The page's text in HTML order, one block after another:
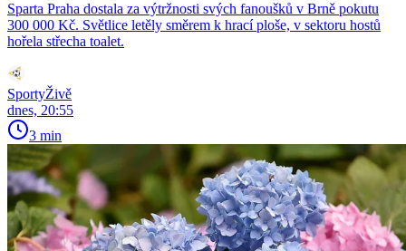
Sparta Praha dostala za výtržnosti svých fanoušků v Brně pokutu
300 000 Kč. Světlice letěly směrem k hrací ploše, v sektoru hostů
hořela střecha toalet.
SportyŽivě
dnes, 20:55
3 min